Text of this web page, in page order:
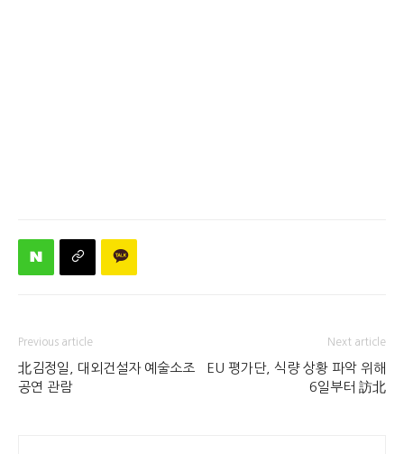
Previous article
北김정일, 대외건설자 예술소조
공연 관람
Next article
EU 평가단, 식량 상황 파악 위해
6일부터 訪北